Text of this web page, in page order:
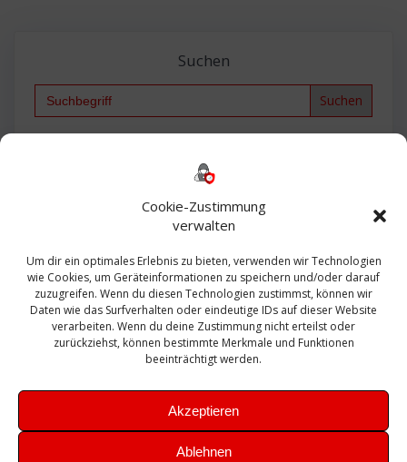
Cookie-Zustimmung
verwalten
Um dir ein optimales Erlebnis zu bieten, verwenden wir Technologien
wie Cookies, um Geräteinformationen zu speichern und/oder darauf
zuzugreifen. Wenn du diesen Technologien zustimmst, können wir
Daten wie das Surfverhalten oder eindeutige IDs auf dieser Website
verarbeiten. Wenn du deine Zustimmung nicht erteilst oder
zurückziehst, können bestimmte Merkmale und Funktionen
beeinträchtigt werden.
Akzeptieren
Ablehnen
Suchen
Search
Bautagebuch
Exchange firewall Fritzbox
Microsoft
Sanierung SBS Security Server Sicherheit
Sicherung SIEM Sophos SSL Ubuntu
Update Upgrade UTM VCenter VCSA Veeam
VMWare VPN WAZUH Windows
Zertifikat